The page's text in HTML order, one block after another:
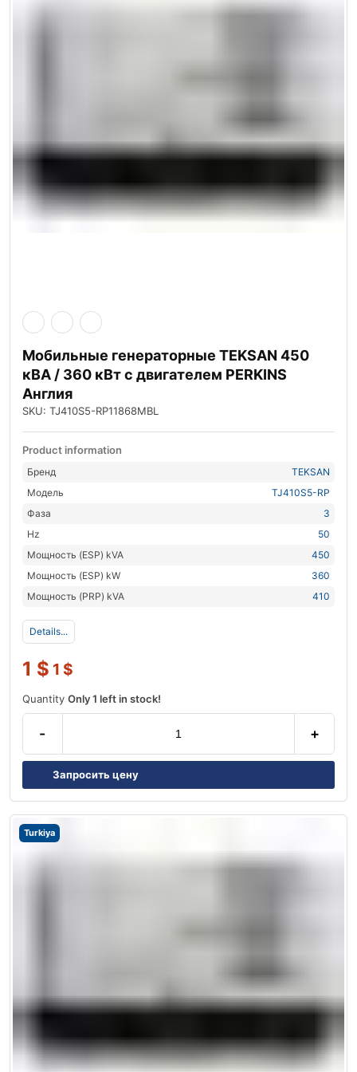
Мобильные генераторные TEKSAN 450
кВА / 360 кВт с двигателем PERKINS
Англия
SKU: TJ410S5-RP11868MBL
Product information
Бренд
TEKSAN
Модель
TJ410S5-RP
Фаза
3
Hz
50
Мощность (ESP) kVA
450
Мощность (ESP) kW
360
Мощность (PRP) kVA
410
Details...
1 $ 1 $
Quantity Only 1 left in stock!
- +
Запросить цену
Turkiya